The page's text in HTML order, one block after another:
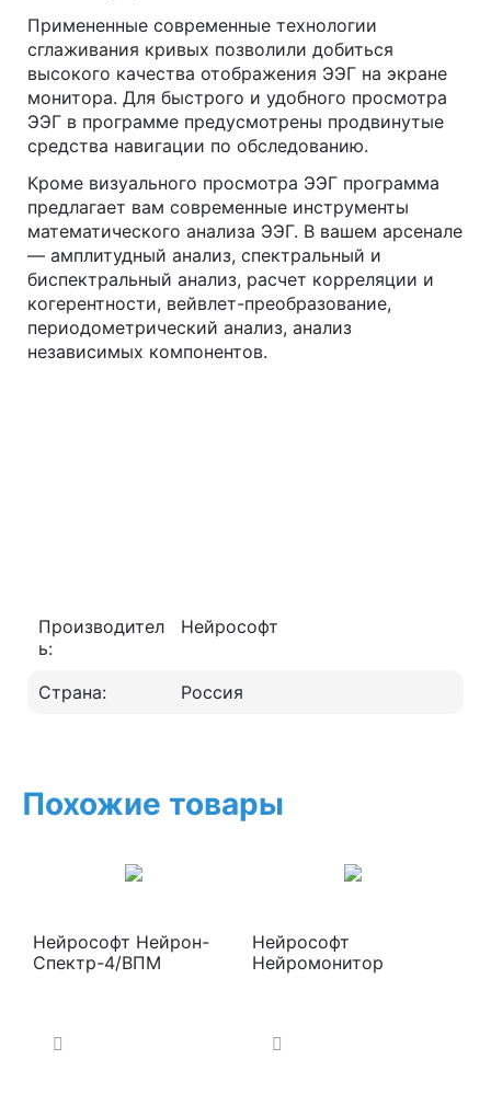
Примененные современные технологии
сглаживания кривых позволили добиться
высокого качества отображения ЭЭГ на экране
монитора. Для быстрого и удобного просмотра
ЭЭГ в программе предусмотрены продвинутые
средства навигации по обследованию.
Кроме визуального просмотра ЭЭГ программа
предлагает вам современные инструменты
математического анализа ЭЭГ. В вашем арсенале
— амплитудный анализ, спектральный и
биспектральный анализ, расчет корреляции и
когерентности, вейвлет-преобразование,
периодометрический анализ, анализ
независимых компонентов.
Производител
ь:
Нейрософт
Страна: Россия
Похожие товары
Нейрософт Нейрон-
Спектр-4/ВПМ
Нейрософт
Нейромонитор